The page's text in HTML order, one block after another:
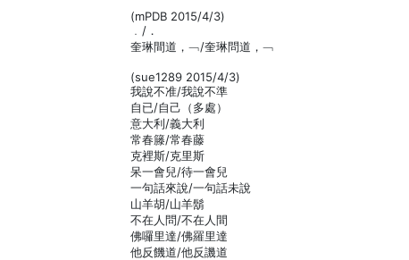
(mPDB 2015/4/3)
﹒/．
奎琳間道，﹁/奎琳問道，﹁
(sue1289 2015/4/3)
我說不准/我說不準
自已/自己（多處）
意大利/義大利
常春籐/常春藤
克裡斯/克里斯
呆一會兒/待一會兒
一句話來說/一句話未說
山羊胡/山羊鬍
不在人問/不在人間
佛囉里達/佛羅里達
他反饑道/他反譏道